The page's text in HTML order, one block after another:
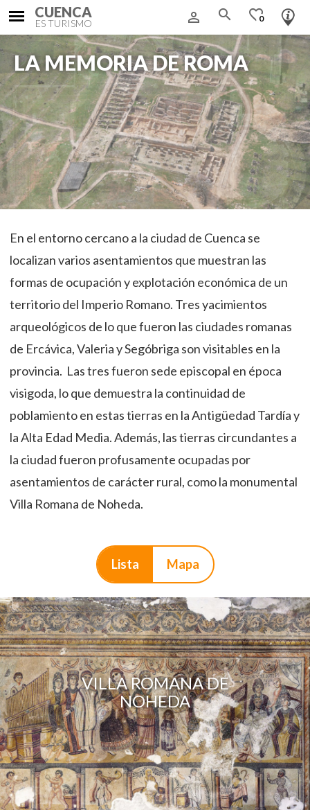
CUENCA
ES TURISMO person_outline search favorite_border
0
LA MEMORIA DE ROMA
En el entorno cercano a la ciudad de Cuenca se
localizan varios asentamientos que muestran las
formas de ocupación y explotación económica de un
territorio del Imperio Romano. Tres yacimientos
arqueológicos de lo que fueron las ciudades romanas
de Ercávica, Valeria y Segóbriga son visitables en la
provincia. Las tres fueron sede episcopal en época
visigoda, lo que demuestra la continuidad de
poblamiento en estas tierras en la Antigüedad Tardía y
la Alta Edad Media. Además, las tierras circundantes a
la ciudad fueron profusamente ocupadas por
asentamientos de carácter rural, como la monumental
Villa Romana de Noheda.
Lista Mapa
VILLA ROMANA DE
NOHEDA